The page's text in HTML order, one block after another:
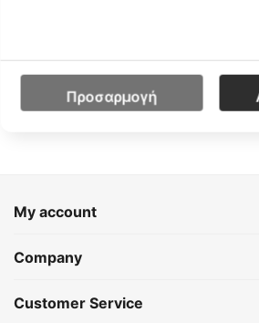
My account
Company
Customer Service
Προσαρμογή